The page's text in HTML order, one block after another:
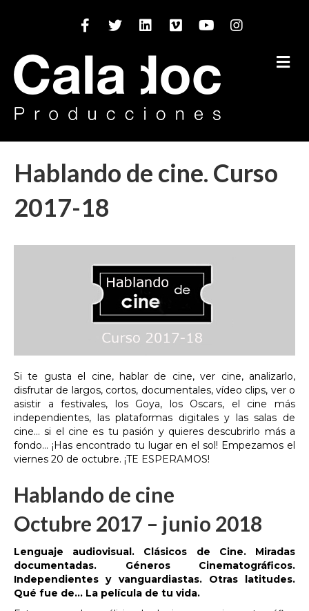
Facebook Twitter Linkedin Vimeo Youtube Instagram
Hablando de cine. Curso
2017-18
Si te gusta el cine, hablar de cine, ver cine, analizarlo,
disfrutar de largos, cortos, documentales, vídeo clips, ver o
asistir a festivales, los Goya, los Oscars, el cine más
independientes, las plataformas digitales y las salas de
cine… si el cine es tu pasión y quieres descubrirlo más a
fondo… ¡Has encontrado tu lugar en el sol! Empezamos el
viernes 20 de octubre. ¡TE ESPERAMOS!
Hablando de cine
Octubre 2017 – junio 2018
Lenguaje audiovisual. Clásicos de Cine. Miradas
documentadas. Géneros Cinematográficos.
Independientes y vanguardiastas. Otras latitudes.
Qué fue de… La película de tu vida.